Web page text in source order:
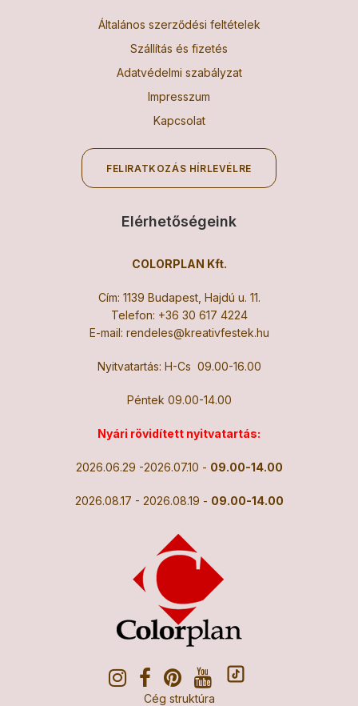
Általános szerződési feltételek
Szállítás és fizetés
Adatvédelmi szabályzat
Impresszum
Kapcsolat
FELIRATKOZÁS HÍRLEVÉLRE
Elérhetőségeink
COLORPLAN Kft.
Cím: 1139 Budapest, Hajdú u. 11.
Telefon: +36 30 617 4224
E-mail: rendeles@kreativfestek.hu
Nyitvatartás: H-Cs 09.00-16.00
Péntek 09.00-14.00
Nyári rövidített nyitvatartás:
2026.06.29 -2026.07.10 - 09.00-14.00
2026.08.17 - 2026.08.19 - 09.00-14.00
Cég struktúra